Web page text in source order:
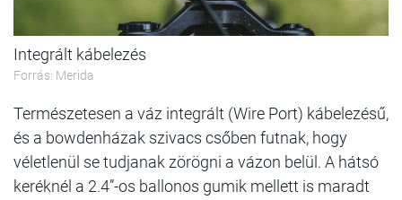
Integrált kábelezés
Forrás: Merida
Természetesen a váz integrált (Wire Port) kábelezésű,
és a bowdenházak szivacs csőben futnak, hogy
véletlenül se tudjanak zörögni a vázon belül. A hátsó
keréknél a 2.4”-os ballonos gumik mellett is maradt